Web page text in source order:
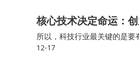
盛典现场的红色立方
象化呈现鸿蒙生态的万物
核心技术决定命运：
所以，科技行业最关键的是
光是电话费、通信费就会高到
12-17